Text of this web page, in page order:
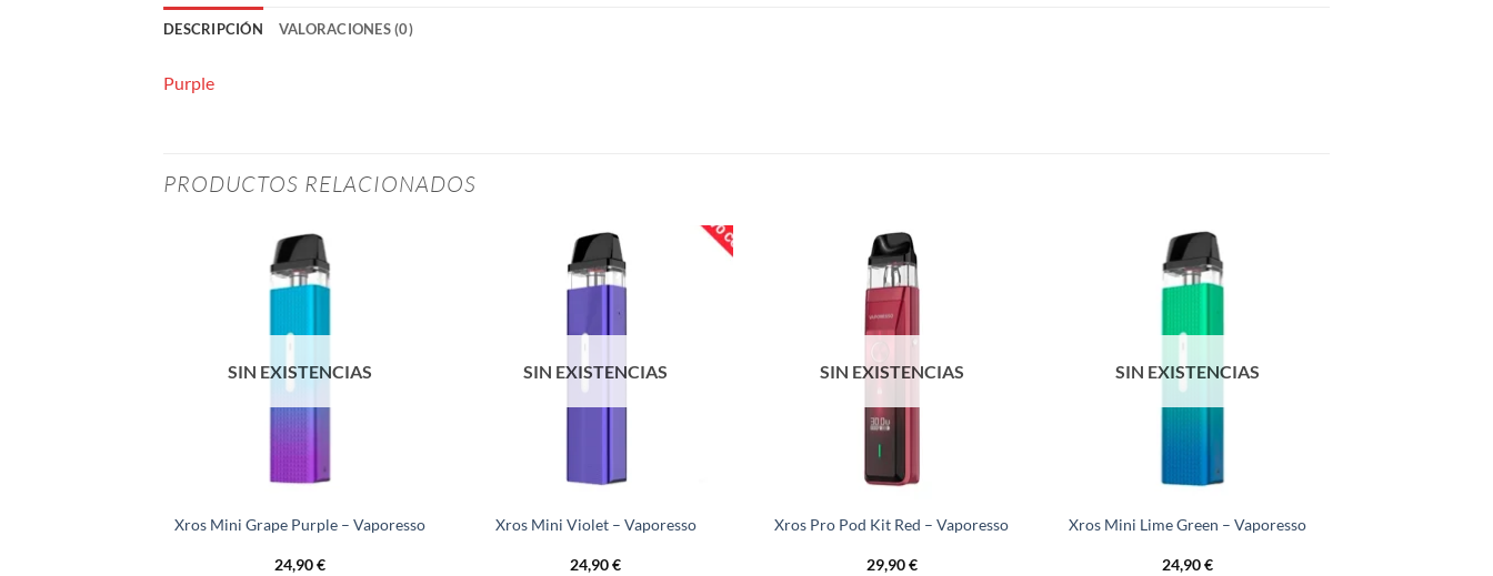
DESCRIPCIÓN VALORACIONES (0)
Purple
PRODUCTOS RELACIONADOS
SIN EXISTENCIAS
Xros Mini Grape Purple – Vaporesso
24,90€
SIN EXISTENCIAS
Xros Mini Violet – Vaporesso
24,90€
SIN EXISTENCIAS
Xros Pro Pod Kit Red – Vaporesso
29,90€
SIN EXISTENCIAS
Xros Mini Lime Green – Vaporesso
24,90€